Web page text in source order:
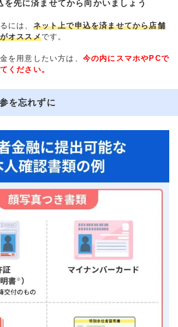
を先に済ませてから向かいましょう
には、 ネット上で申込を済ませてから店舗
オススメです。
を用意したい方は、 今の内にスマホやPCで
ください。
を忘れずに